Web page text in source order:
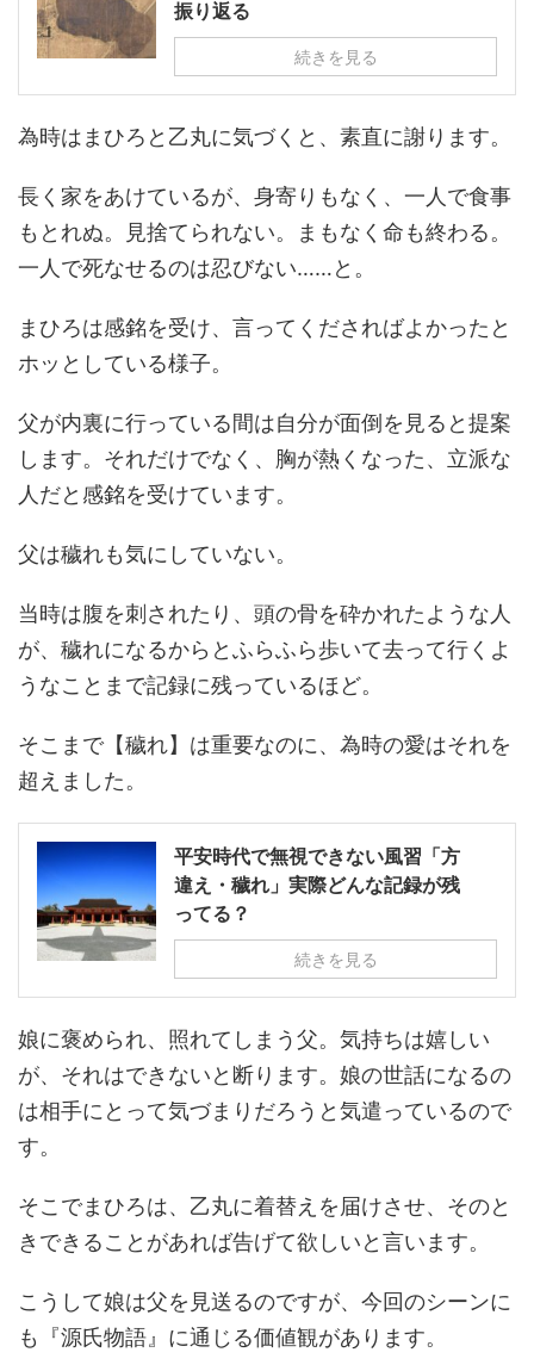
振り返る
続きを見る
為時はまひろと乙丸に気づくと、素直に謝ります。
長く家をあけているが、身寄りもなく、一人で食事
もとれぬ。見捨てられない。まもなく命も終わる。
一人で死なせるのは忍びない……と。
まひろは感銘を受け、言ってくださればよかったと
ホッとしている様子。
父が内裏に行っている間は自分が面倒を見ると提案
します。それだけでなく、胸が熱くなった、立派な
人だと感銘を受けています。
父は穢れも気にしていない。
当時は腹を刺されたり、頭の骨を砕かれたような人
が、穢れになるからとふらふら歩いて去って行くよ
うなことまで記録に残っているほど。
そこまで【穢れ】は重要なのに、為時の愛はそれを
超えました。
平安時代で無視できない風習「方
違え・穢れ」実際どんな記録が残
ってる？
続きを見る
娘に褒められ、照れてしまう父。気持ちは嬉しい
が、それはできないと断ります。娘の世話になるの
は相手にとって気づまりだろうと気遣っているので
す。
そこでまひろは、乙丸に着替えを届けさせ、そのと
きできることがあれば告げて欲しいと言います。
こうして娘は父を見送るのですが、今回のシーンに
も『源氏物語』に通じる価値観があります。